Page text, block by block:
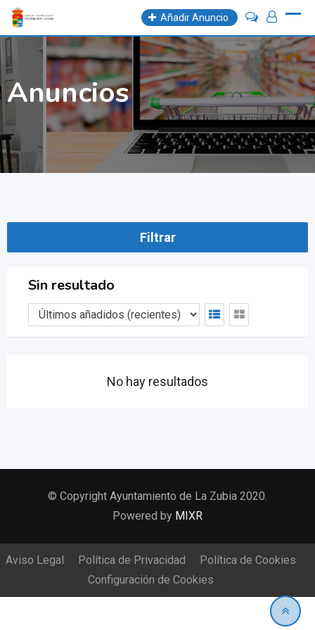
Skip
content
Añadir Anuncio
Anuncios
Filtrar
Sin resultado
No hay resultados
© Copyright Ayuntamiento de La Zubia 2020.
Powered by MIXR
Aviso Legal Política de Privacidad
Política de Cookies
Configuración de Cookies